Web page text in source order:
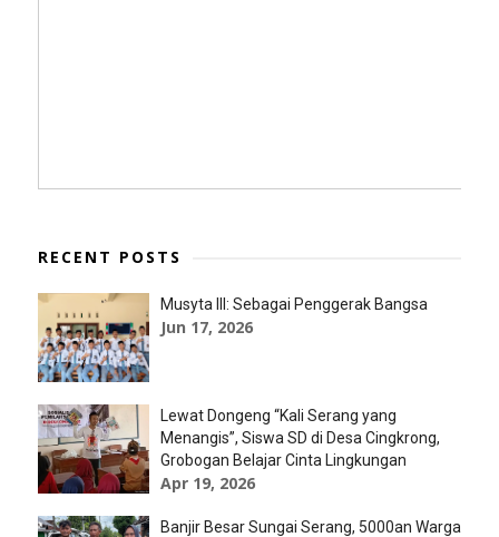
RECENT POSTS
Musyta III: Sebagai Penggerak Bangsa
Jun 17, 2026
Lewat Dongeng “Kali Serang yang
Menangis”, Siswa SD di Desa Cingkrong,
Grobogan Belajar Cinta Lingkungan
Apr 19, 2026
Banjir Besar Sungai Serang, 5000an Warga